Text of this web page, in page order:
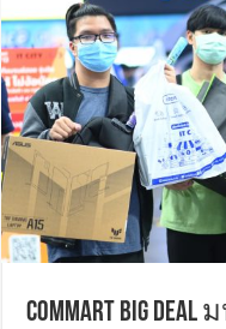
COMMART BIG